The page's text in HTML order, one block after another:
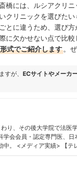
橋には、 ルシアクリニ
クリニックを選びた
とに違うため、選び方
欠かせない点で比較
式でご紹介します 。
すが、 ECサイトやメーカ
り、その後大学院で法医
会会員・認定専門医、
。 <メディア実績> 【テ
バラエティー!こんな事で